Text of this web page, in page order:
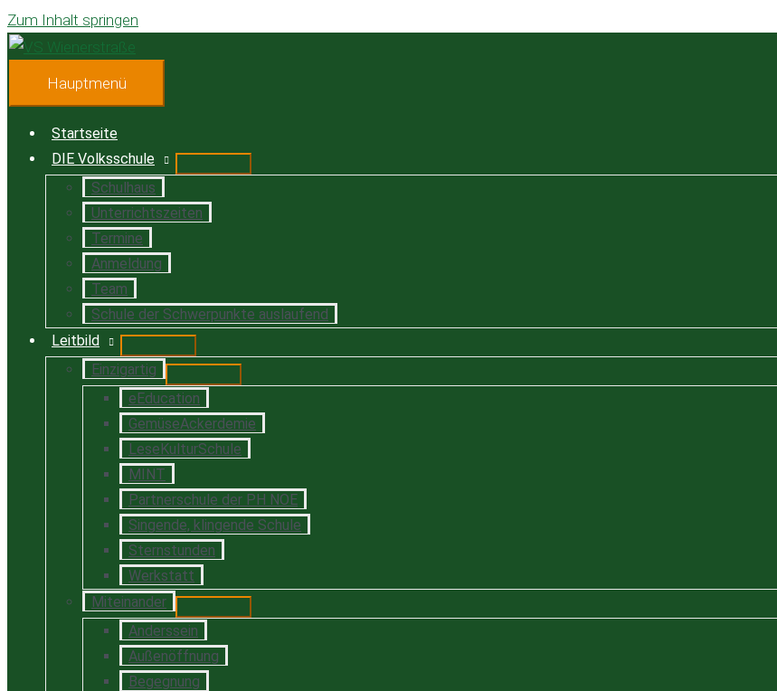
Zum Inhalt springen
Hauptmenü
Startseite
DIE Volksschule
Schulhaus
Unterrichtszeiten
Termine
Anmeldung
Team
Schule der Schwerpunkte auslaufend
Leitbild
Einzigartig
eEducation
GemüseAckerdemie
LeseKulturSchule
MINT
Partnerschule der PH NOE
Singende, klingende Schule
Sternstunden
Werkstatt
Miteinander
Anderssein
Außenöffnung
Begegnung